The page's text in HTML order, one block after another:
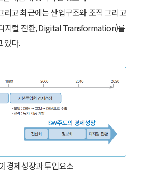
고 최근에는 산업구조와 조직 그리고
지털 전환, Digital Transformation)를
있다.
경제성장과 투입요소